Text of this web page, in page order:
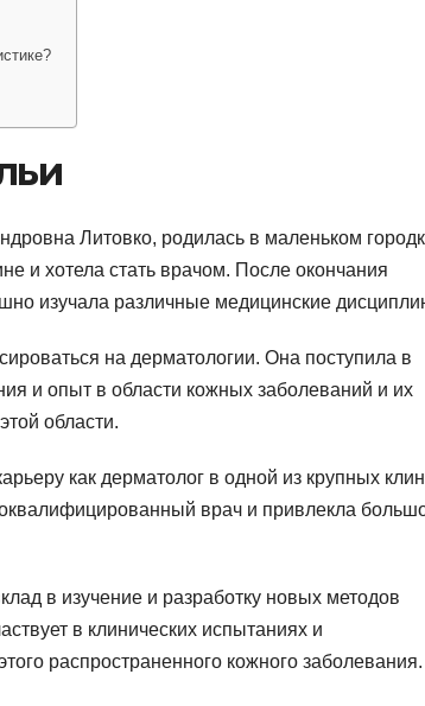
Литовко, родилась в маленьком
и хотела стать врачом. После окончания
изучала различные медицинские
на дерматологии. Она поступила в
и опыт в области кожных заболеваний и их
области.
как дерматолог в одной из крупных
врач и привлекла
в изучение и разработку новых методов
в клинических испытаниях и
распространенного кожного заболевания.